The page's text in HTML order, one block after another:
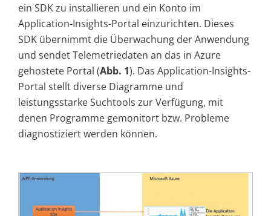
ein SDK zu installieren und ein Konto im
Application-Insights-Portal einzurichten. Dieses
SDK übernimmt die Überwachung der Anwendung
und sendet Telemetriedaten an das in Azure
gehostete Portal (Abb. 1). Das Application-Insights-
Portal stellt diverse Diagramme und
leistungsstarke Suchtools zur Verfügung, mit
denen Programme gemonitort bzw. Probleme
diagnostiziert werden können.